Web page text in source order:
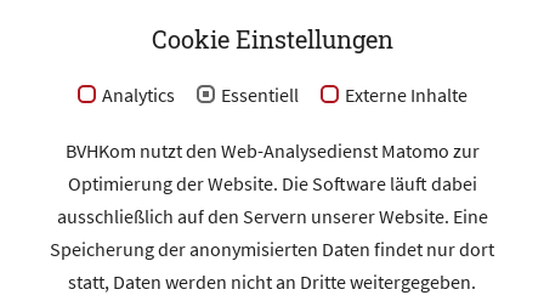
10179 Berlin
Kontakt
Datenschutz
Cookie Einstellungen
Analytics Essentiell Externe Inhalte
BVHKom nutzt den Web-Analysedienst Matomo zur
Optimierung der Website. Die Software läuft dabei
ausschließlich auf den Servern unserer Website. Eine
Speicherung der anonymisierten Daten findet nur dort
statt, Daten werden nicht an Dritte weitergegeben.